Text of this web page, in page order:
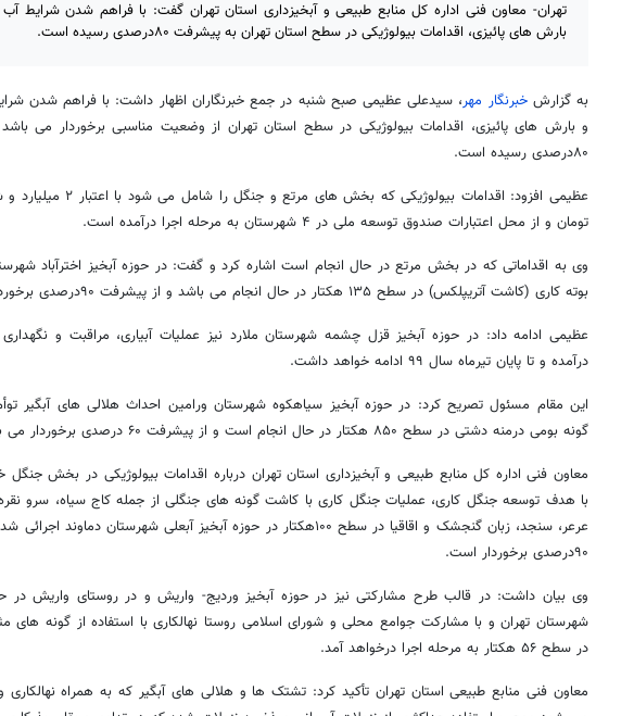
تهران- معاون فنی اداره کل منابع طبیعی و آبخیزداری استان تهران گفت: با فراهم شدن شرایط
بارش های پائیزی، اقدامات بیولوژیکی در سطح استان تهران به پیشرفت ۸۰درصدی رسیده است.
به گزارشخبرنگار مهر، سیدعلی عظیمی صبح شنبه در جمع خبرنگاران اظهار داشت: با فراهم شدن
و بارش های پائیزی، اقدامات بیولوژیکی در سطح استان تهران از وضعیت مناسبی برخوردار می
۸۰درصدی رسیده است.
عظیمی افزود: اقدامات بیولوژیکی که بخش
تومان و از محل اعتبارات صندوق توسعه ملی در ۴ شهرستان به مرحله اجرا درآمده است.
وی به اقداماتی که در بخش مرتع در حال انجام است اشاره کرد و گفت: در حوزه آبخیز اخترآباد
بوته کاری (کاشت آتریپلکس) در سطح ۱۳۵ هکتار در حال انجام می باشد و از پیشرفت ۹۰درصدی برخوردار است.
عظیمی ادامه داد: در حوزه آبخیز قزل چشمه شهرستان ملارد نیز عملیات آبیاری، مراقبت و نگهداری
درآمده و تا پایان تیرماه سال ۹۹ ادامه خواهد داشت.
این مقام مسئول تصریح کرد: در حوزه آبخیز سیاهکوه شهرستان ورامین احداث هلالی های آبگیر توأم
گونه بومی درمنه دشتی در سطح ۸۵۰ هکتار در حال انجام است و از پیشرفت ۶۰ درصدی برخوردار می باشد.
معاون فنی اداره کل منابع طبیعی و آبخیزداری استان تهران درباره اقدامات بیولوژیکی در بخش جنگل
با هدف توسعه جنگل کاری، عملیات جنگل کاری با کاشت گونه های جنگلی از جمله کاج سیاه، سرو نقره
عرعر، سنجد، زبان گنجشک و اقاقیا در سطح ۱۰۰هکتار در حوزه آبخیز آبعلی شهرستان
۹۰درصدی برخوردار است.
وی بیان داشت: در قالب طرح مشارکتی نیز در حوزه آبخیز وردیج- واریش و در روستای واریش در
شهرستان تهران و با مشارکت جوامع محلی و شورای اسلامی روستا نهالکاری با استفاده از گونه های
در سطح ۵۶ هکتار به مرحله اجرا درخواهد آمد.
معاون فنی منابع طبیعی استان تهران تأکید کرد: تشتک ها و هلالی های آبگیر که به همراه نهالکاری و